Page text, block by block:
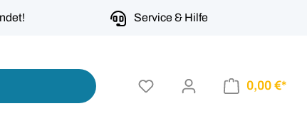
Service & Hilfe
0,00 €*